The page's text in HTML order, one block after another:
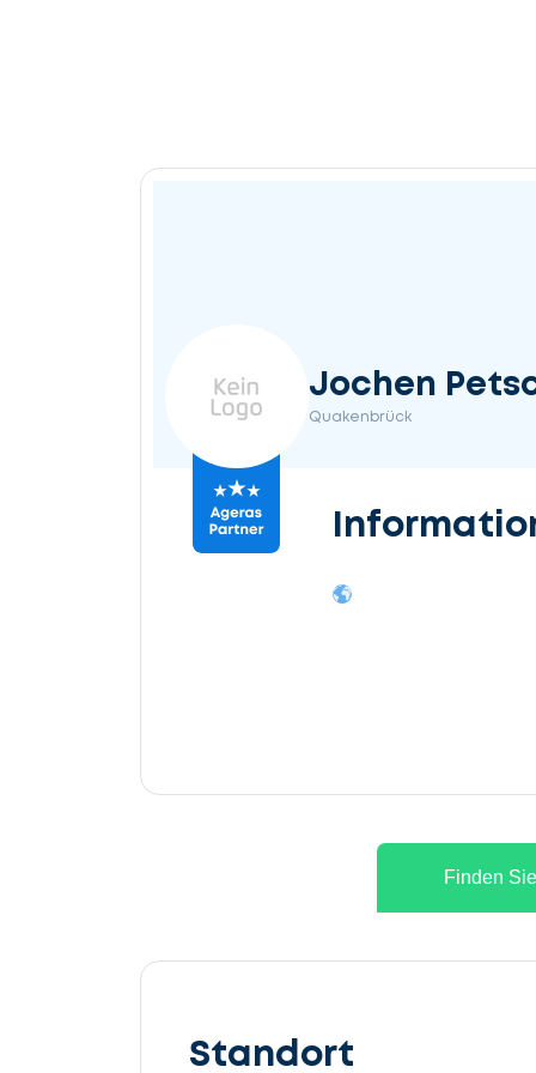
Jochen
Quakenbrück
Finden
Standort
Lassen